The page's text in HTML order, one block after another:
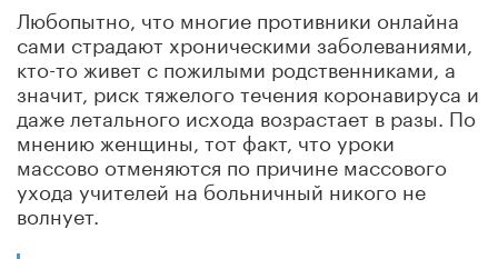
Любопытно, что многие противники онлайна
сами страдают хроническими заболеваниями,
кто-то живет с пожилыми родственниками, а
значит, риск тяжелого течения коронавируса и
даже летального исхода возрастает в разы. По
мнению женщины, тот факт, что уроки
массово отменяются по причине массового
ухода учителей на больничный никого не
волнует.